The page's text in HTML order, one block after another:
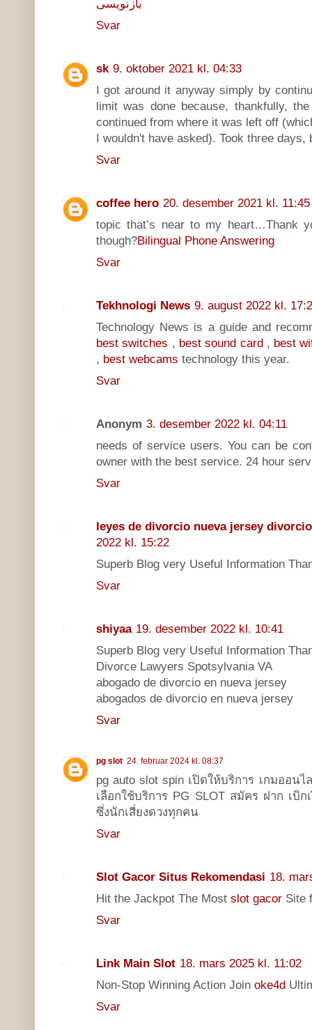
بازنویسی
Svar
sk 9. oktober 2021 kl. 04:33
I got around it anyway simply by
limit was done because, thankfully,
continued from where it was left off
I wouldn't have asked). Took three
Svar
coffee hero 20. desember 2021 kl. 11:45
topic that’s near to my heart…Thank
though?Bilingual Phone Answering
Svar
Tekhnologi News 9. august 2022 kl.
Technology News is a guide and
best switches , best sound card, best
, best webcams technology this year.
Svar
Anonym 3. desember 2022 kl. 04:11
needs of service users. You can be
owner with the best service. 24 hour
Svar
leyes de divorcio nueva jersey
2022 kl. 15:22
Superb Blog very Useful Information
Svar
shiyaa 19. desember 2022 kl. 10:41
Superb Blog very Useful Information
Divorce Lawyers Spotsylvania VA
abogado de divorcio en nueva jersey
abogados de divorcio en nueva jersey
Svar
pg slot 24. februar 2024 kl. 08:37
pg auto slot spin เปิดให้บริการ เกมออน
เลือกใช้บริการ PG SLOT สมัคร ฝาก เบิ
ซึ่งนักเสี่ยงดวงทุกคน
Svar
Slot Gacor Situs Rekomendasi 18.
Hit the Jackpot The Most slot gacor Site
Svar
Link Main Slot 18. mars 2025 kl. 11:02
Non-Stop Winning Action Join oke4d
Svar